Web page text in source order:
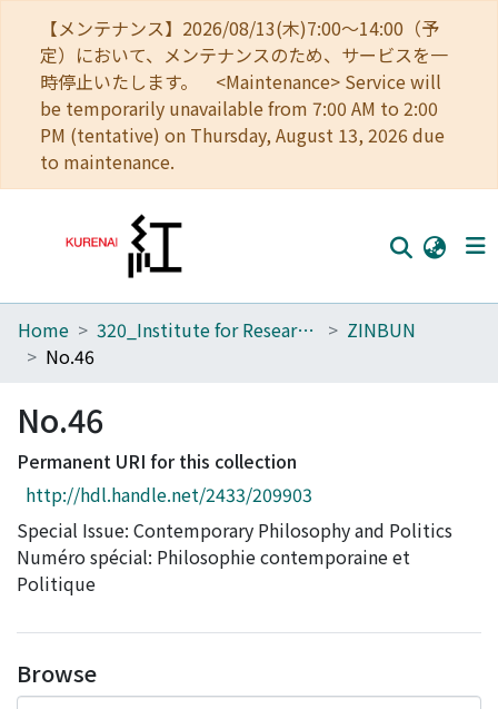
【メンテナンス】2026/08/13(木)7:00～14:00（予
定）において、メンテナンスのため、サービスを一
時停止いたします。 <Maintenance> Service will
be temporarily unavailable from 7:00 AM to 2:00
PM (tentative) on Thursday, August 13, 2026 due
to maintenance.
Home
Browse
Download Ranking
Access Statistics
Library Network
Home 320_Institute for Research in Humanities
ZINBUN
No.46
No.46
Permanent URI for this collection
http://hdl.handle.net/2433/209903
Special Issue: Contemporary Philosophy and Politics
Numéro spécial: Philosophie contemporaine et
Politique
Browse